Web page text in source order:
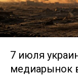
7 июля
медиарынок